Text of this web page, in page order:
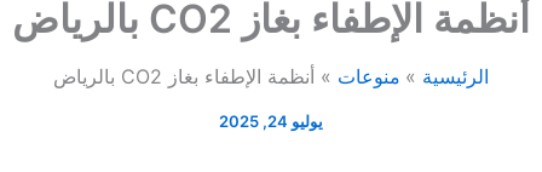
أنظمة الإطفاء بغاز CO2 بالرياض
الرئيسية منوعات أنظمة الإطفاء بغاز CO2 بالرياض
يوليو 24, 2025